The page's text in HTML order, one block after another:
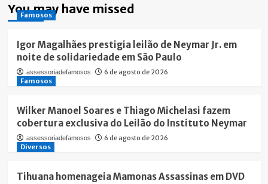
You may have missed
Famosos
Igor Magalhães prestigia leilão de Neymar Jr. em
noite de solidariedade em São Paulo
assessoriadefamosos
6 de agosto de 2026
Famosos
Wilker Manoel Soares e Thiago Michelasi fazem
cobertura exclusiva do Leilão do Instituto Neymar
assessoriadefamosos
6 de agosto de 2026
Diversos
Tihuana homenageia Mamonas Assassinas em DVD